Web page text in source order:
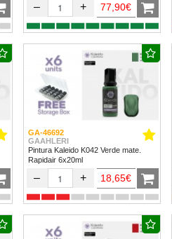
– + 77,90€
GA-46692
GAAHLERI
Pintura Kaleido K042 Verde mate.
Rapidair 6x20ml
– + 18,65€